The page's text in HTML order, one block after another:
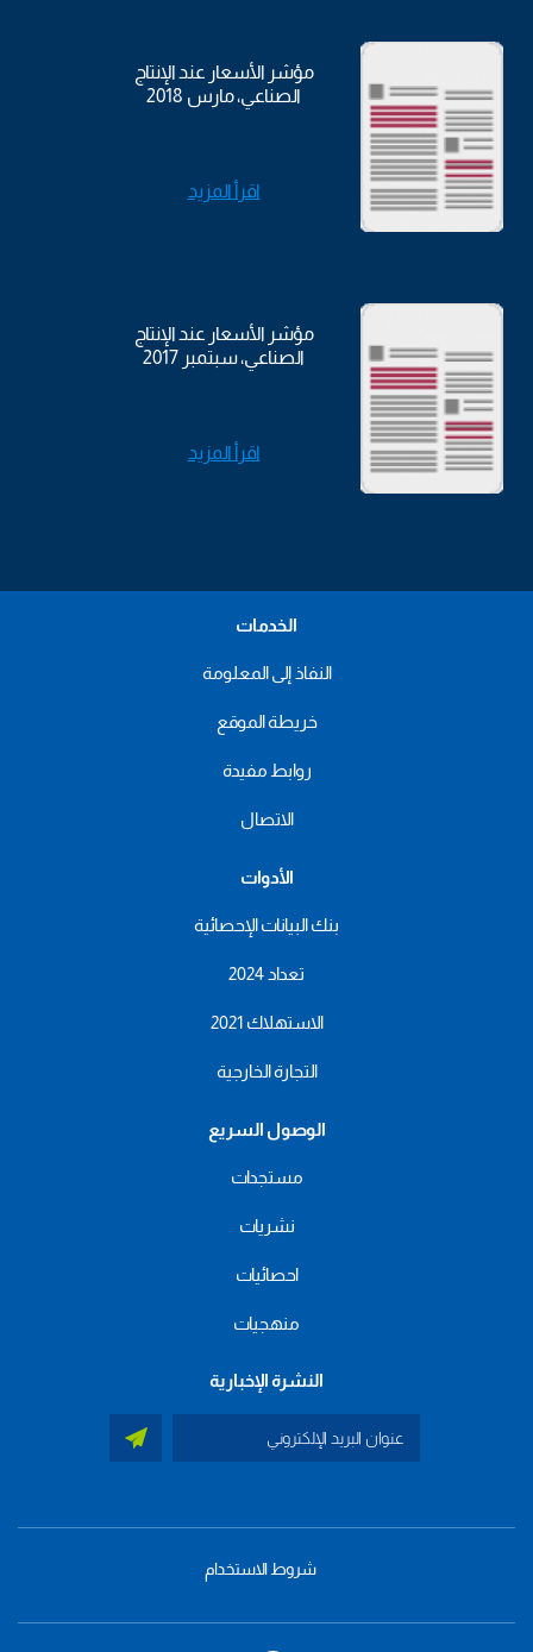
مؤشر الأسعار عند الإنتاج
الصناعي، مارس 2018
اقرأ المزيد
مؤشر الأسعار عند الإنتاج
الصناعي، سبتمبر 2017
اقرأ المزيد
الخدمات
النفاذ إلى المعلومة
خريطة الموقع
روابط مفيدة
الاتصال
الأدوات
بنك البيانات الإحصائية
تعداد 2024
الاستهلاك 2021
التجارة الخارجية
الوصول السريع
مستجدات
نشريات
احصائيات
منهجيات
النشرة الإخبارية
footer
شروط الاستخدام